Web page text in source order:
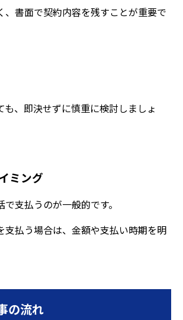
、書面で契約内容を残すことが重要で
も、即決せずに慎重に検討しましょ
ミング
支払うのが一般的です。
支払う場合は、金額や支払い時期を明
の流れ